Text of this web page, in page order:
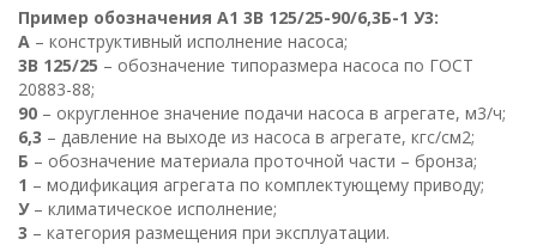
Пример обозначения А1 3В 125/25-90/6,3Б-1 У3:
А – конструктивный исполнение насоса;
3В 125/25 – обозначение типоразмера насоса по ГОСТ
20883-88;
90 – округленное значение подачи насоса в агрегате, м3/ч;
6,3 – давление на выходе из насоса в агрегате, кгс/см2;
Б – обозначение материала проточной части – бронза;
1 – модификация агрегата по комплектующему приводу;
У – климатическое исполнение;
3 – категория размещения при эксплуатации.